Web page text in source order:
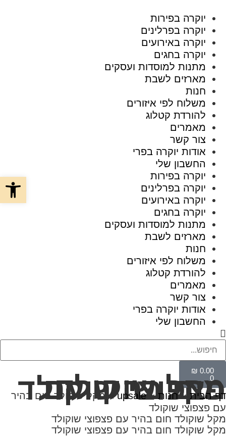
יוקרה בפירות
יוקרה בפרלינים
יוקרה באירועים
יוקרה בחגים
מתנות למוסדות ועסקים
מארזים לשבת
חנות
משלוח לפי איזורים
להורדת קטלוג
מאמרים
צור קשר
אודות יוקרה בפרי
החשבון שלי
יוקרה בפירות
יוקרה בפרלינים
יוקרה באירועים
יוקרה בחגים
מתנות למוסדות ועסקים
מארזים לשבת
חנות
משלוח לפי איזורים
להורדת קטלוג
מאמרים
צור קשר
אודות יוקרה בפרי
החשבון שלי
₪ 0.00
0
מקל שוקולד חום בהיר עם פצפוצי שוקולד
דף הבית »חנות »
upsale
» מקל שוקולד חום בהיר
עם פצפוצי שוקולד
מקל שוקולד חום בהיר עם פצפוצי שוקולד
מקל שוקולד חום בהיר עם פצפוצי שוקולד
פתח